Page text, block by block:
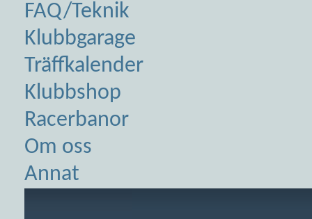
FAQ/Teknik
Klubbgarage
Träffkalender
Klubbshop
Racerbanor
Om oss
Annat